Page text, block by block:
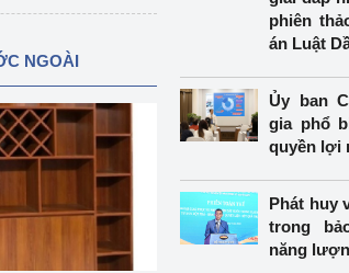
NGOÀI
phiên
án Luật
Ủy ban
gia phổ
quyền lợi
Phát huy
trong
năng